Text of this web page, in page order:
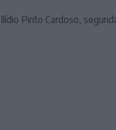
Pinto Cardoso,